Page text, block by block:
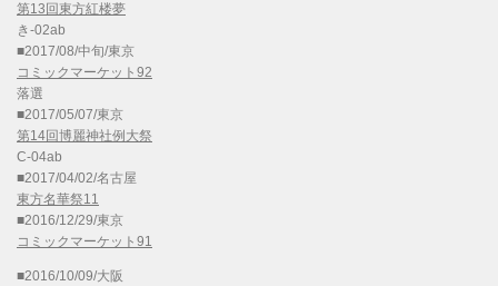
第13回東方紅楼夢
き-02ab
■2017/08/中旬/東京
コミックマーケット92
落選
■2017/05/07/東京
第14回博麗神社例大祭
C-04ab
■2017/04/02/名古屋
東方名華祭11
■2016/12/29/東京
コミックマーケット91
■2016/10/09/大阪